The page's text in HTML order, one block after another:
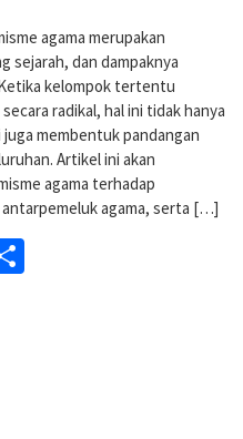
agama merupakan
sejarah, dan dampaknya
kelompok tertentu
radikal, hal ini tidak hanya
membentuk pandangan
Artikel ini akan
agama terhadap
agama, serta […]